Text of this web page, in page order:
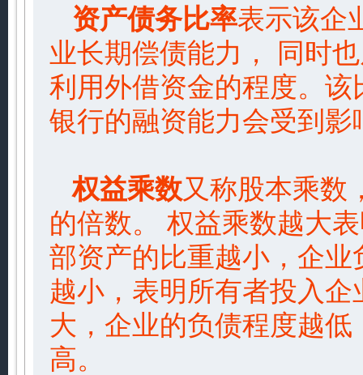
资产债务比率表示该企
业长期偿债能力， 同时
利用外借资金的程度。
银行的融资能力会受到影
权益乘数又称股本乘数
的倍数。 权益乘数越大
部资产的比重越小，企
越小，表明所有者投入
大，企业的负债程度越
高。